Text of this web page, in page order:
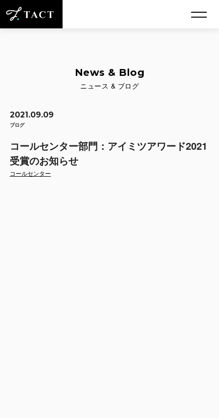
News & Blog
ニュース & ブログ
2021.09.09
ブログ
コールセンター部門：アイミツアワード2021
受賞のお知らせ
コールセンター